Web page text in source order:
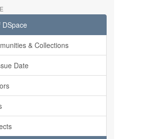
DSpace
& Collections
Date